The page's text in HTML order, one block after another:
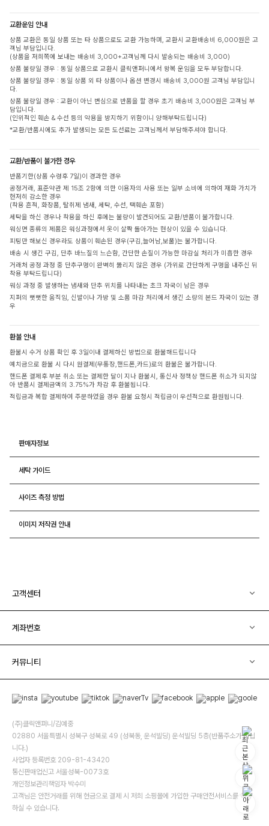
교환운임 안내
상품 교환은 동일 상품 또는 타 상품으로도 교환 가능하며, 교환시 교환배송비 6,000원은 고
객님 부담입니다.
(상품을 저희쪽에 보내는 배송비 3,000+고객님께 다시 발송되는 배송비 3,000)
상품 불량일 경우 : 동일 상품으로 교환시 클릭앤퍼니에서 왕복 운임을 모두 부담합니다.
상품 불량일 경우 : 동일 상품 외 타 상품이나 옵션 변경시 배송비 3,000원 고객님 부담입니
다.
상품 불량일 경우 : 교환이 아닌 변심으로 반품을 할 경우 초기 배송비 3,000원은 고객님 부
담입니다.
(인위적인 훼손 & 수선 등의 악용을 방지하기 위함이니 양해부탁드립니다)
*교환/반품시에도 추가 발생되는 모든 도선료는 고객님께서 부담해주셔야 합니다.
교환/반품이 불가한 경우
반품기한(상품 수령후 7일)이 경과한 경우
공정거래, 표준약관 제 15조 2항에 의한 이용자의 사용 또는 일부 소비에 의하여 재화 가치가
현저히 감소한 경우
(착용 흔적, 화장품, 탈취제 냄새, 세탁, 수선, 택훼손 포함)
세탁을 하신 경우나 착용을 하신 후에는 불량이 발견되어도 교환/반품이 불가합니다.
워싱면 종류의 제품은 워싱과정에서 옷이 살짝 돌아가는 현상이 있을 수 있습니다.
피팅만 해보신 경우라도 상품이 훼손된 경우(구김,늘어남,보풀)는 불가합니다.
배송 시 생긴 구김, 단추 바느질의 느슨함, 간단한 손질이 가능한 마감실 처리가 미흡한 경우
거래처 공정 과정 중 단추구멍이 완벽히 뚫리지 않은 경우 (가위로 간단하게 구멍을 내주신 뒤
착용 부탁드립니다)
워싱 과정 중 발생하는 냄새와 단추 위치를 나타내는 초크 자국이 남은 경우
지퍼의 뻣뻣한 움직임, 신발이나 가방 및 소품 마감 처리에서 생긴 소량의 본드 자국이 있는 경
우
환불 안내
환불시 수거 상품 확인 후 3일이내 결제하신 방법으로 환불해드립니다
예치금으로 환불 시 다시 원결제(무통장,핸드폰,카드)로의 환불은 불가합니다.
핸드폰 결제후 부분 취소 또는 결제한 달이 지나 환불시, 통신사 정책상 핸드폰 취소가 되지않
아 반품시 결제금액의 3.75%가 차감 후 환불됩니다.
적립금과 복합 결제하여 주문하였을 경우 환불 요청시 적립금이 우선적으로 환원됩니다.
판매자정보
세탁 가이드
사이즈 측정 방법
이미지 저작권 안내
고객센터
계좌번호
커뮤니티
(주)클릭앤퍼니/김예중
02880 서울특별시 성북구 성북로 49 (성북동, 운석빌딩) 운석빌딩 5층(반품주소가 아닙
니다.)
사업자 등록번호 209-81-43420
통신판매업신고 서울성북-0073호
개인정보관리책임자 박수미
고객님은 안전거래를 위해 현금으로 결제 시 저희 소핑몰에 가입한 구매안전서비스를 이용
하실 수 있습니다.